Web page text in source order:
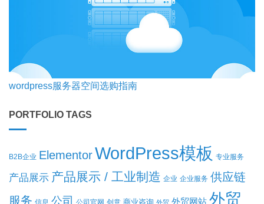
wordpress服务器空间选购指南
PORTFOLIO TAGS
B2B企业 ElementorWordPress模板 专业服务
产品展示 产品展示 / 工业制造 企业 企业服务 供应链
服务 信息 公司 公司官网 创意 商业咨询 外贸 外贸网站 外贸